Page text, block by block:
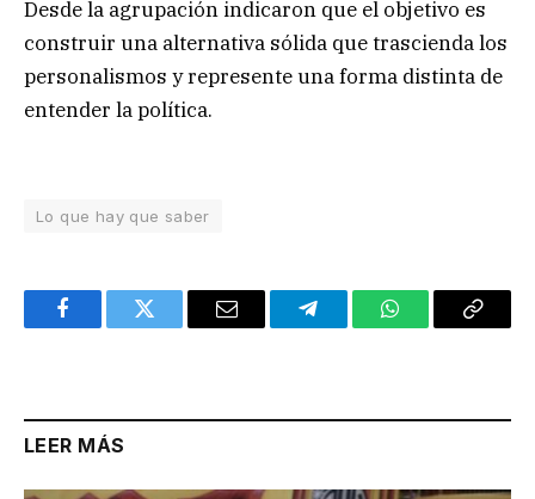
Desde la agrupación indicaron que el objetivo es
construir una alternativa sólida que trascienda los
personalismos y represente una forma distinta de
entender la política.
Lo que hay que saber
FacebookTwitter Email TelegramWhatsAppCopy
LEER MÁS